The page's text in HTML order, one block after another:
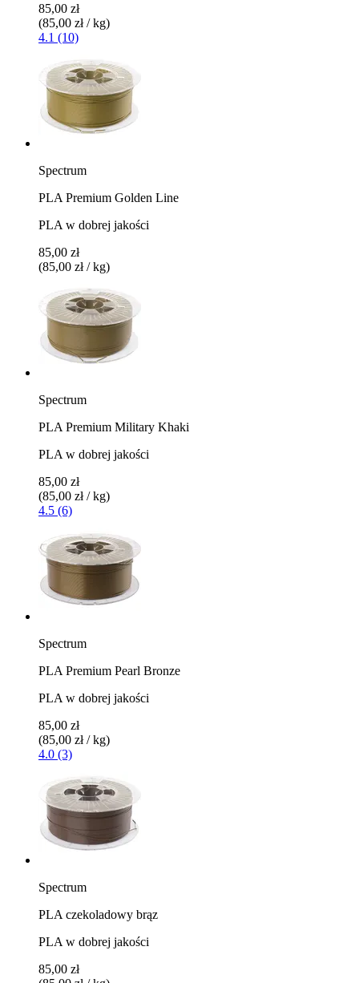
85,00 zł
(85,00 zł / kg)
4.1 (10)
Spectrum
PLA Premium Golden Line
PLA w dobrej jakości
85,00 zł
(85,00 zł / kg)
Spectrum
PLA Premium Military Khaki
PLA w dobrej jakości
85,00 zł
(85,00 zł / kg)
4.5 (6)
Spectrum
PLA Premium Pearl Bronze
PLA w dobrej jakości
85,00 zł
(85,00 zł / kg)
4.0 (3)
Spectrum
PLA czekoladowy brąz
PLA w dobrej jakości
85,00 zł